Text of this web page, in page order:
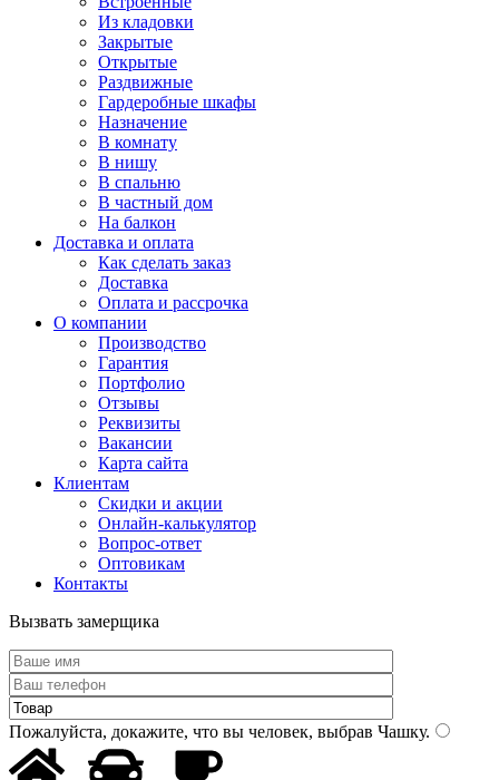
Из кладовки
Закрытые
Открытые
Раздвижные
Гардеробные шкафы
Назначение
В комнату
В нишу
В спальню
В частный дом
На балкон
Доставка и оплата
Как сделать заказ
Доставка
Оплата и рассрочка
О компании
Производство
Гарантия
Портфолио
Отзывы
Реквизиты
Вакансии
Карта сайта
Клиентам
Скидки и акции
Онлайн-калькулятор
Вопрос-ответ
Оптовикам
Контакты
Вызвать замерщика
Пожалуйста, докажите, что вы человек, выбрав Чашку.